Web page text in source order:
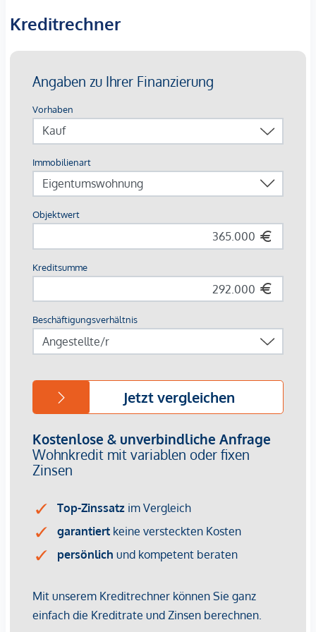
Wohnen in zentraler Lage schätzen.
Die Wohnungen sind teilweise bis Ende 2029 befristet
vermietet.
Kaufpreis
von € 36.800,- zzgl. 20 % USt.
Die monatliche Nettomiete für die Wohnung beträgt
Wir weisen darauf hin, dass zwischen dem Vermittler und
dem zu vermittelnden Dritten ein familiäres oder
wirtschaftliches Naheverhältnis besteht.
*Der Vertrag kommt nicht mit der INFINA Credit Broker
Immobilienunternehmen angeboten. Allfällige aus dem
Vertragsabschluss resultierende Rechte sind ausschließlich
gegenüber dem anbietenden Immobilienunternehmen
geltend zu machen. Wir weisen Sie darauf hin, dass die
gemachten Angaben und Informationen lediglich
unverbindliche Vorabinformationen sind und daher ohne
Kreditrechner